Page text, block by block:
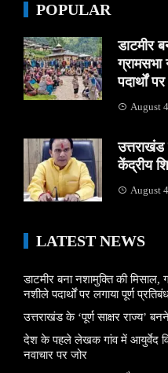
POPULAR
डाटमीर
पदार्थों
August
उत्तराखंड
केंद्रीय
August
LATEST NEWS
डाटमीर बना नशामुक्ति की
नशीले पदार्थों पर लगाया पूर्ण
उत्तराखंड के ‘पूर्ण साक्षर राज्य’
देश के पहले लेखक गांव में आयुर्वेद
नवाचार पर जोर